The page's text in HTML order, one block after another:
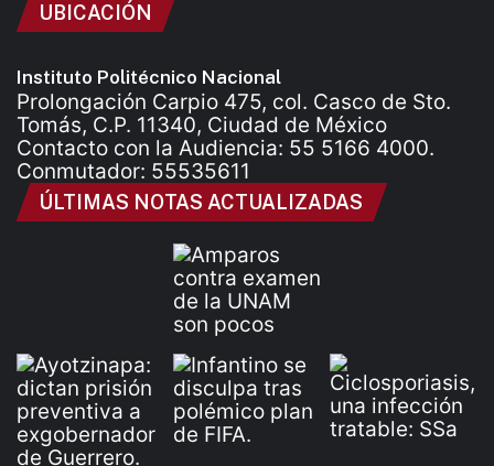
UBICACIÓN
Instituto Politécnico Nacional
Prolongación Carpio 475, col. Casco de Sto.
Tomás, C.P. 11340, Ciudad de México
Contacto con la Audiencia: 55 5166 4000.
Conmutador: 55535611
ÚLTIMAS NOTAS ACTUALIZADAS